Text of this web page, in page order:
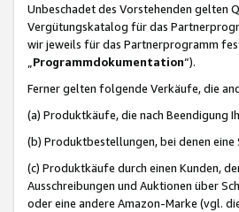
Unbeschadet des Vorstehenden gelten
Vergütungskatalog für das
wir jeweils für das Partnerprogramm
Programmdokumentation“).
Ferner gelten folgende Verkäufe, die
(a) Produktkäufe, die nach Beendigung
(b) Produktbestellungen, bei denen
(c) Produktkäufe durch einen Kunden,
Ausschreibungen und Auktionen über
oder eine andere Amazon-Marke (vgl.